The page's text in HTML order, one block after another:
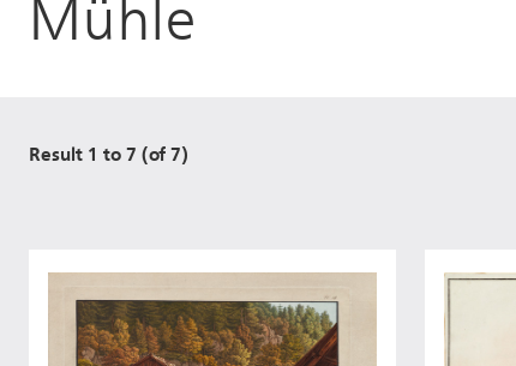
Mühle
Result 1 to 7 (of 7)